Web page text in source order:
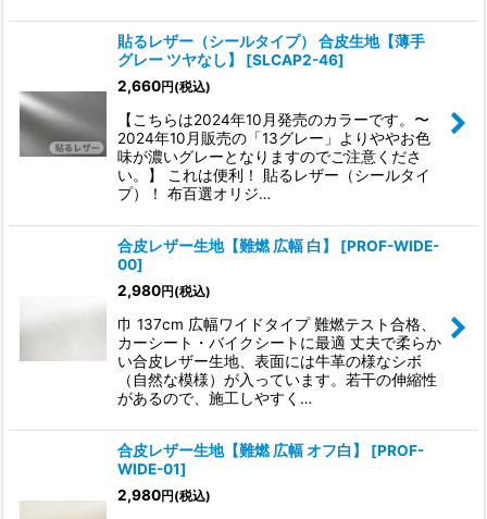
貼るレザー（シールタイプ） 合皮生地【薄手
グレー ツヤなし】
[SLCAP2-46]
2,660円 (税込)
【こちらは2024年10月発売のカラーです。〜
2024年10月販売の「13グレー」よりややお色
味が濃いグレーとなりますのでご注意くださ
い。】 これは便利！ 貼るレザー（シールタイ
プ）！ 布百選オリジ…
合皮レザー生地【難燃 広幅 白】 [PROF-WIDE-
00]
2,980円 (税込)
巾 137cm 広幅ワイドタイプ 難燃テスト合格、
カーシート・バイクシートに最適 丈夫で柔らか
い合皮レザー生地、表面には牛革の様なシボ
（自然な模様）が入っています。若干の伸縮性
があるので、施工しやすく…
合皮レザー生地【難燃 広幅 オフ白】 [PROF-
WIDE-01]
2,980円 (税込)